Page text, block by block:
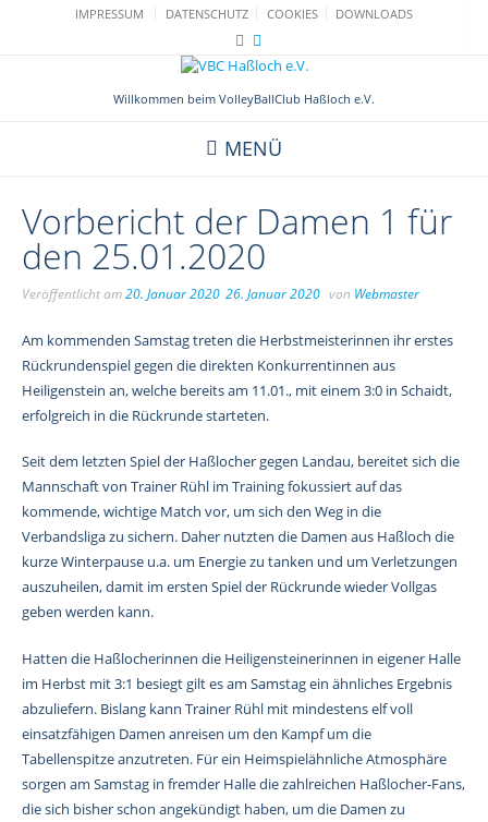
IMPRESSUM DATENSCHUTZ COOKIES DOWNLOADS
Willkommen beim VolleyBallClub Haßloch e.V.
MENÜ
Vorbericht der Damen 1 für
den 25.01.2020
Veröffentlicht am20. Januar 2020 26. Januar 2020 von Webmaster
Am kommenden Samstag treten die Herbstmeisterinnen ihr erstes
Rückrundenspiel gegen die direkten Konkurrentinnen aus
Heiligenstein an, welche bereits am 11.01., mit einem 3:0 in Schaidt,
erfolgreich in die Rückrunde starteten.
Seit dem letzten Spiel der Haßlocher gegen Landau, bereitet sich die
Mannschaft von Trainer Rühl im Training fokussiert auf das
kommende, wichtige Match vor, um sich den Weg in die
Verbandsliga zu sichern. Daher nutzten die Damen aus Haßloch die
kurze Winterpause u.a. um Energie zu tanken und um Verletzungen
auszuheilen, damit im ersten Spiel der Rückrunde wieder Vollgas
geben werden kann.
Hatten die Haßlocherinnen die Heiligensteinerinnen in eigener Halle
im Herbst mit 3:1 besiegt gilt es am Samstag ein ähnliches Ergebnis
abzuliefern. Bislang kann Trainer Rühl mit mindestens elf voll
einsatzfähigen Damen anreisen um den Kampf um die
Tabellenspitze anzutreten. Für ein Heimspielähnliche Atmosphäre
sorgen am Samstag in fremder Halle die zahlreichen Haßlocher-Fans,
die sich bisher schon angekündigt haben, um die Damen zu